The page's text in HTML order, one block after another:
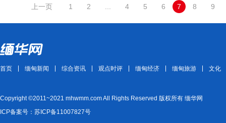
上一页 1 2 4 5 6 7 8 9
首页 缅甸新闻 综合资讯 观点时评 缅甸经济 缅甸旅游 文化
Copyright ©2011~2021 mhwmm.com All Rights Reserved 版权所有 缅华网
ICP备案号：苏ICP备11007827号